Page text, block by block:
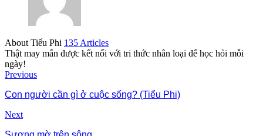
About Tiểu Phi 135 Articles
Thật may mắn được kết nối với tri thức nhân loại để học hỏi mỗi
ngày!
Previous
Con người cần gì ở cuộc sống? (Tiểu Phi)
Next